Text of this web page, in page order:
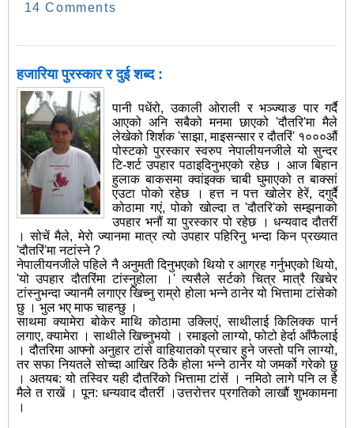
14 Comments
हजारिया पुरस्कार र दुई शब्द :
पानी पधेंरो, उकाली ओराली र भञ्ज्याङ पार गर्दै
आएको अनि सबैको मनमा छाएको 'दौतरि'मा मैले
लेखेको शिर्शक 'साझा, माइसन्सार र दौतरिं' १०००औं
पोस्टको पुरस्कार स्वरुप नेपालीयनजीले यो सुन्दर
टि-शर्ट उपहार पठाइदिनुभएको रहेछ । आज बिहान
हुलाक बाकसमा क्वांइक्क चाबी घुमाएको त बाक्सां
एउटा पोको रहेछ । हत्त न पत्त खोलेर हेरें, दगुर्दै
कोठामा गएं, पोको खोल्दा त 'दौतरि'को सम्झनाको
उपहार भनौं या पुरस्कार पो रहेछ । धन्यवाद दौतरीं
। सोचें मैले, मेरो ज्यानमा मात्र त्यो उपहार पहिरिनु भन्दा किन प्रख्यात
'दौतरिं'मा नटांस्ने ?
नेपालीयनजीले पहिले नै अनुमती दिनुभएको थियो र आग्रह गर्नुभएको थियो,
'यो उपहार दौतरिंमा टांस्नुहोला ।' त्यसैले सर्टको चित्र मात्रै खिचेर
टांस्नुभन्दा ज्यानमै लगाएर खिच्नु राम्रो होला भन्ने ठानेर यो भित्तामा टांसेको
छु । भुल भए माफ चाहन्छु ।
साथमा क्यामेरा बोकेर माथि कोठामा उक्लिएं, साथीलाई किलिक्क पार्न
लगाए, क्यामेरा । साथीले खिच्नुभयो । रमाइलो लाग्यो, फोटो हेर्दा आँफैलाई
। दौतरिमा आफ्नो अनुहार टांसे वाहियातको प्रचार हुने जस्तो पनि लाग्यो,
तर सफा नियतले सोच्दा आखिर ठिकै होला भन्ने ठानेर यो जमर्को गरेको छु
। अतयब: यो तस्विर यही दौतरिंको भित्तामा टांसें । नमिठो लागे पनि ल है
मैले त राखें । पून: धन्यवाद दौतरीं ।उत्तरोत्तर प्रगतिको लाखौं शुभकामना
।